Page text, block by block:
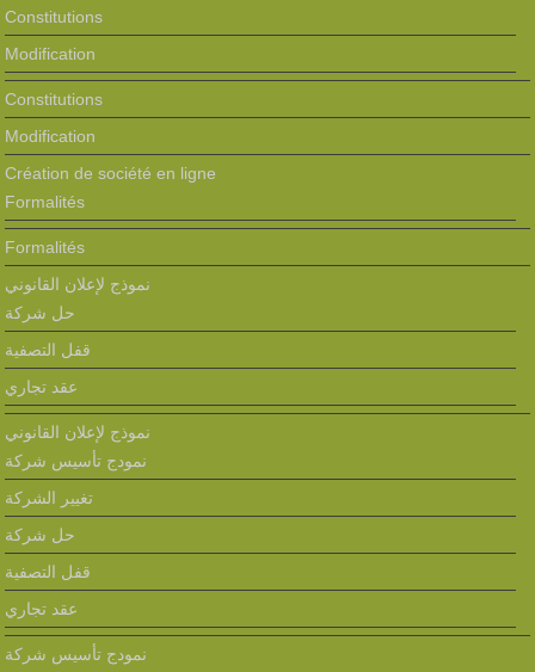
Constitutions
Modification
Constitutions
Modification
Création de société en ligne
Formalités
Formalités
نموذج لإعلان القانوني
حل شركة
قفل التصفية
عقد تجاري
نموذج لإعلان القانوني
نمودج تأسيس شركة
تغيير الشركة
حل شركة
قفل التصفية
عقد تجاري
نمودج تأسيس شركة